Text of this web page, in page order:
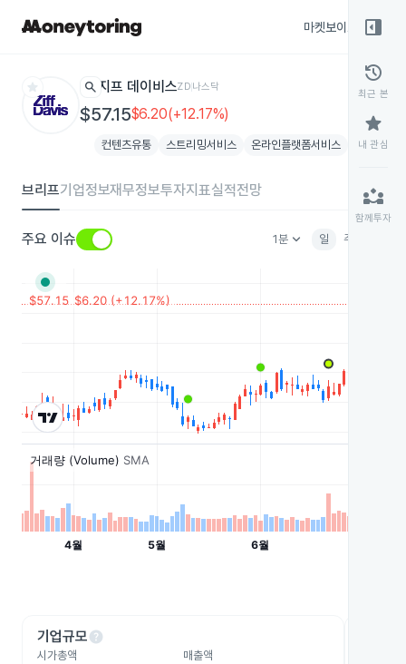
마켓보이스
star search 지프 데이비스ZD나스닥
$57.15$6.20(+12.17%)
컨텐츠유통 스트리밍서비스 온라인플랫폼서비스 1개 테마 더
브리프기업정보재무정보투자지표실적전망
주요 이슈 1분keyboard_arrow_down 일 주
기업규모help
시가총액
매출액
right_panel_open
history
최근 본
star
내 관심
partner_exchange
함께투자